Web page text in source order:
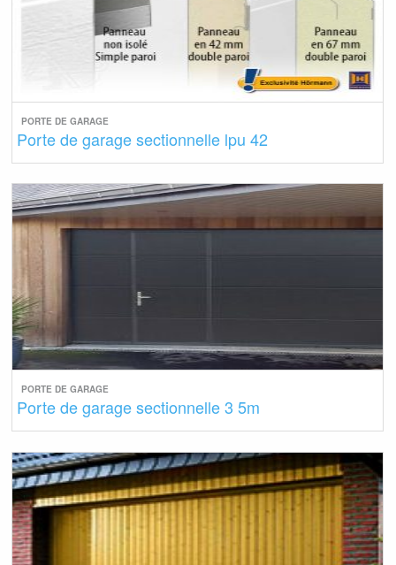
PORTE DE GARAGE
Porte de garage sectionnelle lpu 42
PORTE DE GARAGE
Porte de garage sectionnelle 3 5m